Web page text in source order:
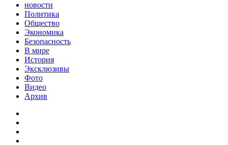
новости
Политика
Общество
Экономика
Безопасность
В мире
История
Эксклюзивы
Фото
Видео
Архив